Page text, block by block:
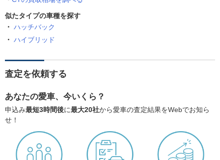
似たタイプの車種を探す
ハッチバック
ハイブリッド
査定を依頼する
あなたの愛車、今いくら？
申込み最短3時間後に最大20社から愛車の査定結果をWebでお知ら
せ！